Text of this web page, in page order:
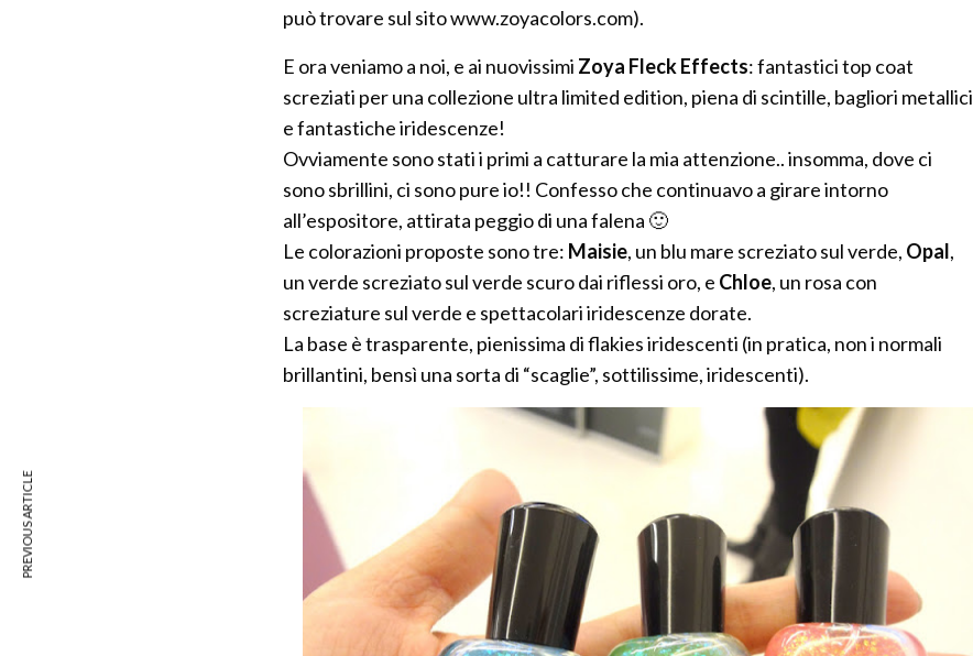
può trovare sul sito www.zoyacolors.com).
E ora veniamo a noi, e ai nuovissimi Zoya Fleck Effects: fantastici top coat
screziati per una collezione ultra limited edition, piena di scintille, bagliori metallici
e fantastiche iridescenze!
Ovviamente sono stati i primi a catturare la mia attenzione.. insomma, dove ci
sono sbrillini, ci sono pure io!! Confesso che continuavo a girare intorno
all’espositore, attirata peggio di una falena 🙂
Le colorazioni proposte sono tre: Maisie, un blu mare screziato sul verde, Opal,
un verde screziato sul verde scuro dai riflessi oro, e Chloe, un rosa con
screziature sul verde e spettacolari iridescenze dorate.
La base è trasparente, pienissima di flakies iridescenti (in pratica, non i normali
brillantini, bensì una sorta di “scaglie”, sottilissime, iridescenti).
PREVIOUS ARTICLE